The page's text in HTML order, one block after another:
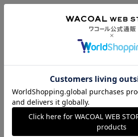
Move®」を採用。フィット感がよく、
タテ・ヨコ・ナナメ全方向均一に伸びる
・すそ：フリーなカッティング始末です
・一枚ばきできるショーツタイプ
・吸汗速乾（本体）／汗消臭（本体）
・ショート(2分丈）／ジャストウエスト
※Flex Move®はセーレン株式会社の登
※塩素に弱い素材のためプールでは使用
お支払い方法は下記よりお選びいただけ
Amazon Pay
d払い
楽天ペイ
現金での振り込み（後払い）
1回のご注文のお届け先1ヶ所につき、
（税込）（全国一律）をご負担いただ
当社の都合により、ご注文商品のお届
いただく場合は、初回のお届け分のみ
す。
クーポン・ポイントは送料にはご利用
返品・交換について
返品・交換は到着後8日以内にお願いい
ブラジャー・靴・スポーツタイツ
(産後ガードル・骨盤ベルト)・リマン
カバー含む)の同一品番へのサイズ交換
クーポンについて